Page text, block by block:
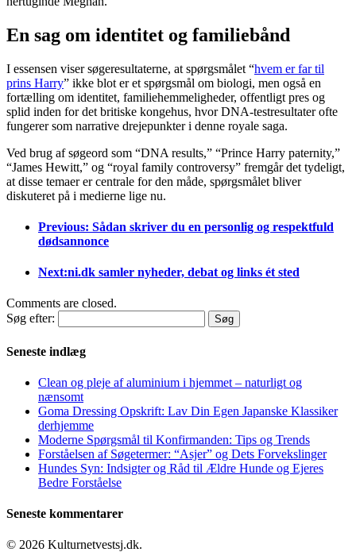
En sag om identitet og familiebånd
I essensen viser søgeresultaterne, at spørgsmålet “hvem er far til
prins Harry” ikke blot er et spørgsmål om biologi, men også en
fortælling om identitet, familiehemmeligheder, offentligt pres og
splid inden for det britiske kongehus, hvor DNA-testresultater ofte
fungerer som narrative drejepunkter i denne royale saga.
Ved brug af søgeord som “DNA results,” “Prince Harry paternity,”
“James Hewitt,” og “royal family controversy” fremgår det tydeligt,
at disse temaer er centrale for den måde, spørgsmålet bliver
diskuteret på i medierne lige nu.
Previous: Sådan skriver du en personlig og respektfuld
dødsannonce
Next:ni.dk samler nyheder, debat og links ét sted
Comments are closed.
Søg efter:
Seneste indlæg
Clean og pleje af aluminium i hjemmet – naturligt og
nænsomt
Goma Dressing Opskrift: Lav Din Egen Japanske Klassiker
derhjemme
Moderne Spørgsmål til Konfirmanden: Tips og Trends
Forståelsen af Søgetermer: “Asjer” og Dets Forvekslinger
Hundes Syn: Indsigter og Råd til Ældre Hunde og Ejeres
Bedre Forståelse
Seneste kommentarer
© 2026 Kulturnetvestsj.dk.